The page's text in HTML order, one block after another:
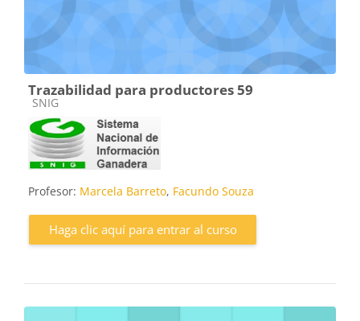
Trazabilidad para productores 59
Categoría de cursos
SNIG
Profesor: Marcela Barreto, Facundo Souza
Haga clic aquí para entrar al curso